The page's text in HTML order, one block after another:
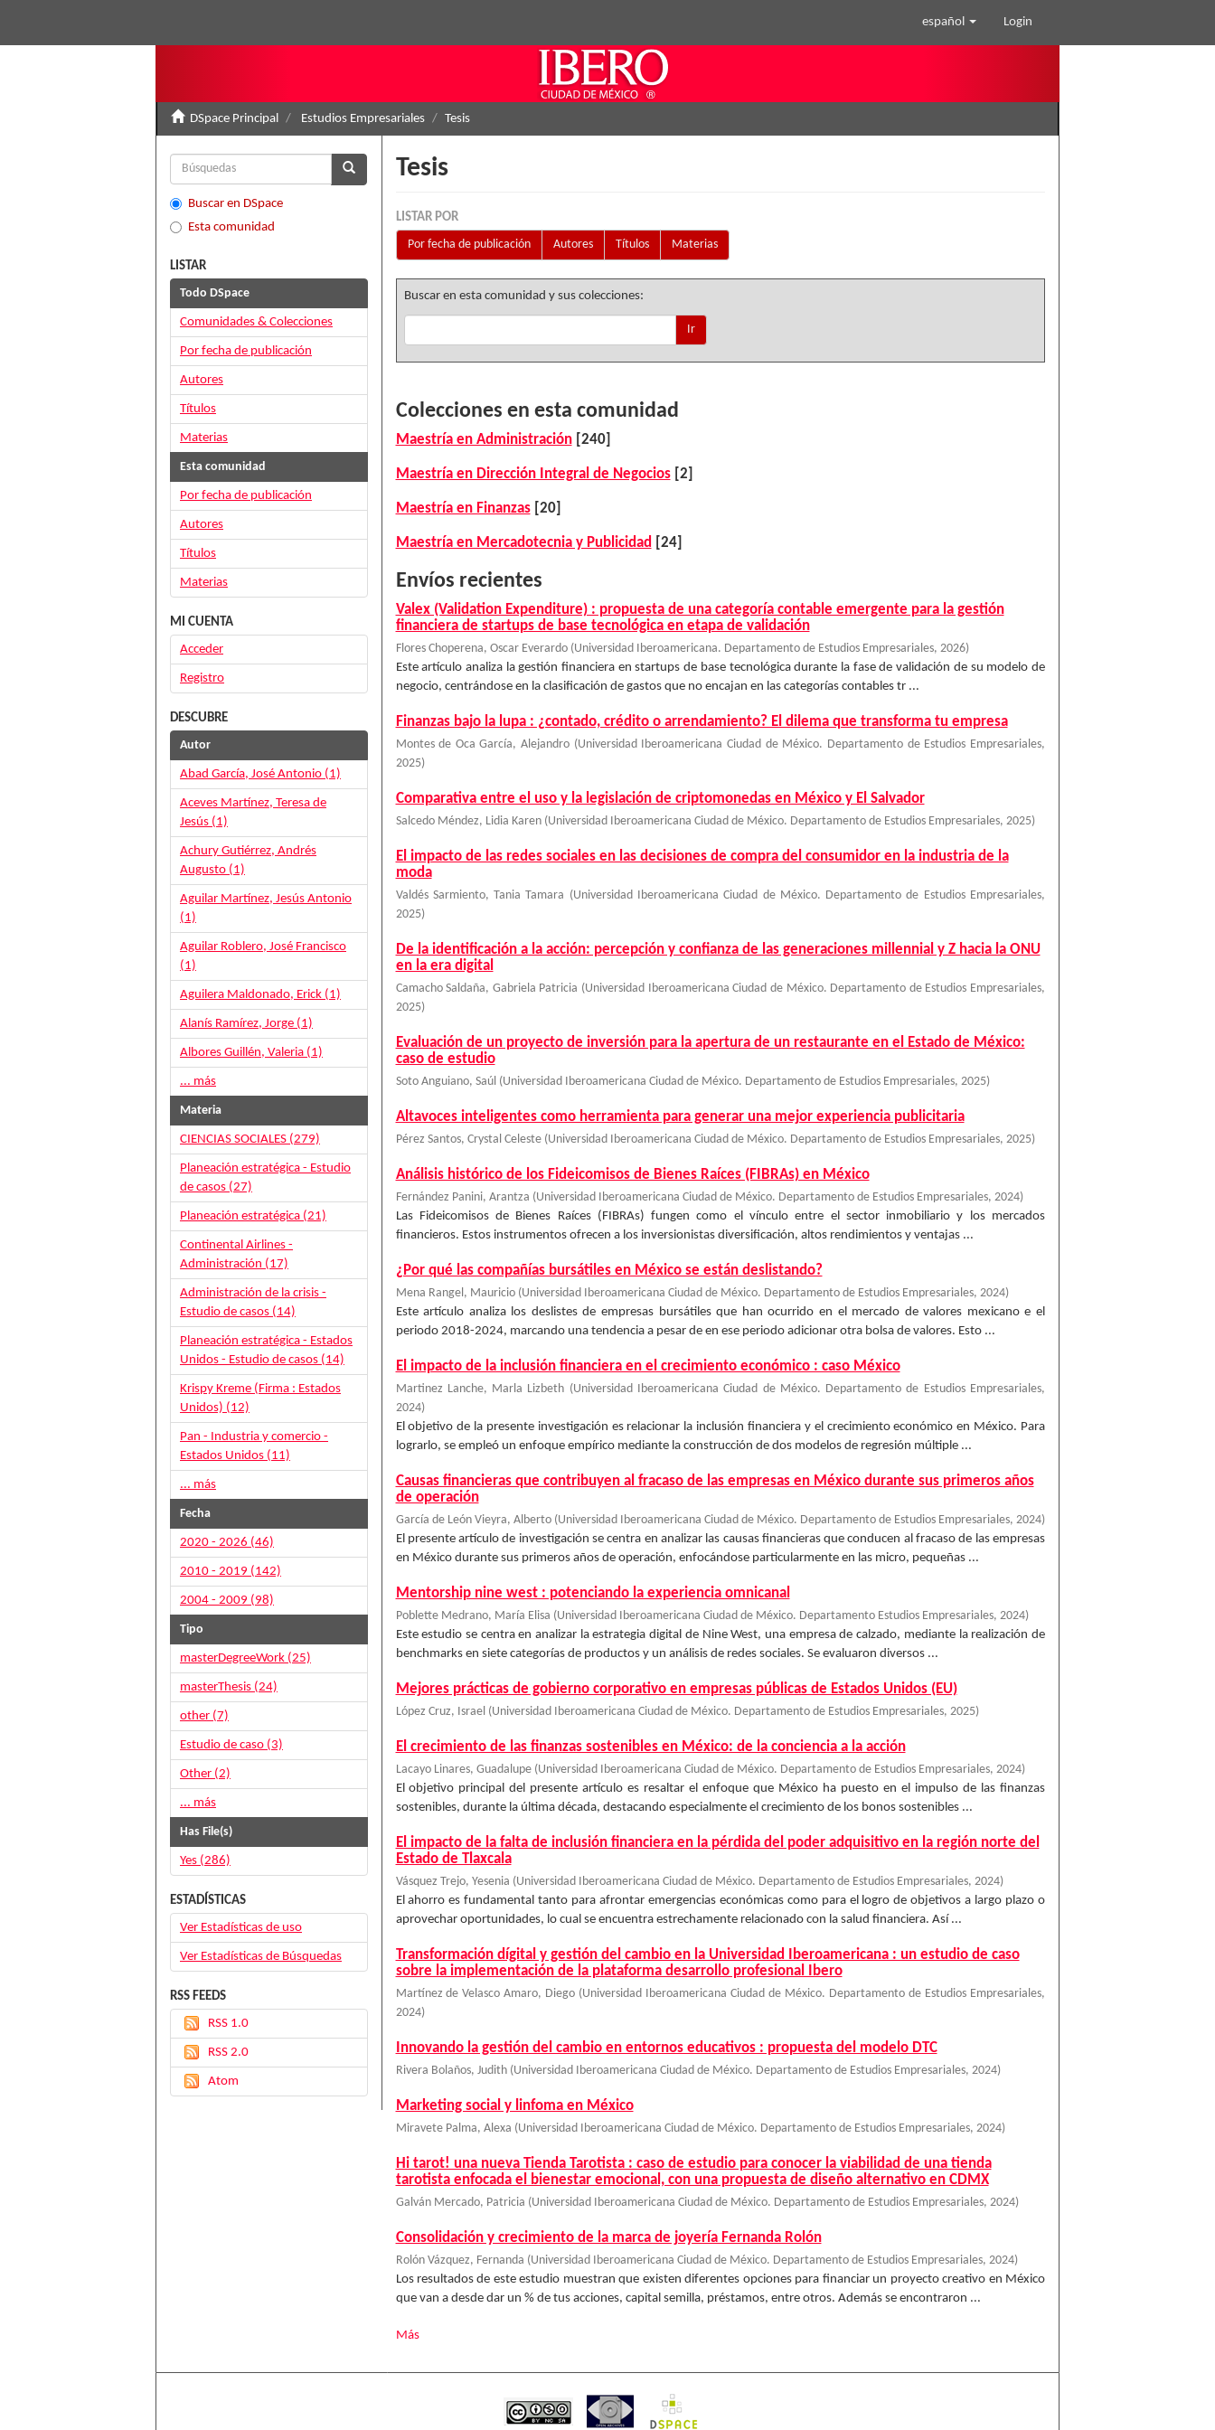
español Login
DSpace Principal Estudios Empresariales Tesis
Tesis
LISTAR POR
Por fecha de publicación
Autores Títulos Materias
Buscar en esta comunidad y sus colecciones:
Ir
Colecciones en esta comunidad
Maestría en Administración[240]
Maestría en Dirección Integral de Negocios[2]
Maestría en Finanzas[20]
Maestría en Mercadotecnia y Publicidad [24]
Envíos recientes
Valex (Validation Expenditure) : propuesta de una categoría contable emergente para la gestión
financiera de startups de base tecnológica en etapa de validación
Flores Choperena, Oscar Everardo (Universidad Iberoamericana. Departamento de Estudios Empresariales, 2026)
Este artículo analiza la gestión financiera en startups de base tecnológica durante la fase de validación de su modelo de
negocio, centrándose en la clasificación de gastos que no encajan en las categorías contables tr ...
Finanzas bajo la lupa : ¿contado, crédito o arrendamiento? El dilema que transforma tu empresa
Montes de Oca García, Alejandro (Universidad Iberoamericana Ciudad de México. Departamento de Estudios Empresariales,
2025)
Comparativa entre el uso y la legislación de criptomonedas en México y El Salvador
Salcedo Méndez, Lidia Karen (Universidad Iberoamericana Ciudad de México. Departamento de Estudios Empresariales, 2025)
El impacto de las redes sociales en las decisiones de compra del consumidor en la industria de la
moda
Valdés Sarmiento, Tania Tamara (Universidad Iberoamericana Ciudad de México. Departamento de Estudios Empresariales,
2025)
De la identificación a la acción: percepción y confianza de las generaciones millennial y Z hacia la ONU
en la era digital
Camacho Saldaña, Gabriela Patricia (Universidad Iberoamericana Ciudad de México. Departamento de Estudios Empresariales,
2025)
Evaluación de un proyecto de inversión para la apertura de un restaurante en el Estado de México:
caso de estudio
Soto Anguiano, Saúl (Universidad Iberoamericana Ciudad de México. Departamento de Estudios Empresariales, 2025)
Altavoces inteligentes como herramienta para generar una mejor experiencia publicitaria
Pérez Santos, Crystal Celeste (Universidad Iberoamericana Ciudad de México. Departamento de Estudios Empresariales, 2025)
Análisis histórico de los Fideicomisos de Bienes Raíces (FIBRAs) en México
Fernández Panini, Arantza (Universidad Iberoamericana Ciudad de México. Departamento de Estudios Empresariales, 2024)
Las Fideicomisos de Bienes Raíces (FIBRAs) fungen como el vínculo entre el sector inmobiliario y los mercados
financieros. Estos instrumentos ofrecen a los inversionistas diversificación, altos rendimientos y ventajas ...
¿Por qué las compañías bursátiles en México se están deslistando?
Mena Rangel, Mauricio (Universidad Iberoamericana Ciudad de México. Departamento de Estudios Empresariales, 2024)
Este artículo analiza los deslistes de empresas bursátiles que han ocurrido en el mercado de valores mexicano e el
periodo 2018-2024, marcando una tendencia a pesar de en ese periodo adicionar otra bolsa de valores. Esto ...
El impacto de la inclusión financiera en el crecimiento económico : caso México
Martinez Lanche, Marla Lizbeth (Universidad Iberoamericana Ciudad de México. Departamento de Estudios Empresariales,
2024)
El objetivo de la presente investigación es relacionar la inclusión financiera y el crecimiento económico en México. Para
lograrlo, se empleó un enfoque empírico mediante la construcción de dos modelos de regresión múltiple ...
Causas financieras que contribuyen al fracaso de las empresas en México durante sus primeros años
de operación
García de León Vieyra, Alberto (Universidad Iberoamericana Ciudad de México. Departamento de Estudios Empresariales, 2024)
El presente artículo de investigación se centra en analizar las causas financieras que conducen al fracaso de las empresas
en México durante sus primeros años de operación, enfocándose particularmente en las micro, pequeñas ...
Mentorship nine west : potenciando la experiencia omnicanal
Poblette Medrano, María Elisa (Universidad Iberoamericana Ciudad de México. Departamento Estudios Empresariales, 2024)
Este estudio se centra en analizar la estrategia digital de Nine West, una empresa de calzado, mediante la realización de
benchmarks en siete categorías de productos y un análisis de redes sociales. Se evaluaron diversos ...
Mejores prácticas de gobierno corporativo en empresas públicas de Estados Unidos (EU)
López Cruz, Israel (Universidad Iberoamericana Ciudad de México. Departamento de Estudios Empresariales, 2025)
El crecimiento de las finanzas sostenibles en México: de la conciencia a la acción
Lacayo Linares, Guadalupe (Universidad Iberoamericana Ciudad de México. Departamento de Estudios Empresariales, 2024)
El objetivo principal del presente artículo es resaltar el enfoque que México ha puesto en el impulso de las finanzas
sostenibles, durante la última década, destacando especialmente el crecimiento de los bonos sostenibles ...
El impacto de la falta de inclusión financiera en la pérdida del poder adquisitivo en la región norte del
Estado de Tlaxcala
Vásquez Trejo, Yesenia (Universidad Iberoamericana Ciudad de México. Departamento de Estudios Empresariales, 2024)
El ahorro es fundamental tanto para afrontar emergencias económicas como para el logro de objetivos a largo plazo o
aprovechar oportunidades, lo cual se encuentra estrechamente relacionado con la salud financiera. Así ...
Transformación dígital y gestión del cambio en la Universidad Iberoamericana : un estudio de caso
sobre la implementación de la plataforma desarrollo profesional Ibero
Martínez de Velasco Amaro, Diego (Universidad Iberoamericana Ciudad de México. Departamento de Estudios Empresariales,
2024)
Innovando la gestión del cambio en entornos educativos : propuesta del modelo DTC
Rivera Bolaños, Judith (Universidad Iberoamericana Ciudad de México. Departamento de Estudios Empresariales, 2024)
Marketing social y linfoma en México
Miravete Palma, Alexa (Universidad Iberoamericana Ciudad de México. Departamento de Estudios Empresariales, 2024)
Hi tarot! una nueva Tienda Tarotista : caso de estudio para conocer la viabilidad de una tienda
tarotista enfocada el bienestar emocional, con una propuesta de diseño alternativo en CDMX
Galván Mercado, Patricia (Universidad Iberoamericana Ciudad de México. Departamento de Estudios Empresariales, 2024)
Consolidación y crecimiento de la marca de joyería Fernanda Rolón
Rolón Vázquez, Fernanda (Universidad Iberoamericana Ciudad de México. Departamento de Estudios Empresariales, 2024)
Los resultados de este estudio muestran que existen diferentes opciones para financiar un proyecto creativo en México
que van a desde dar un % de tus acciones, capital semilla, préstamos, entre otros. Además se encontraron ...
Más
Buscar en DSpace
Esta comunidad
LISTAR
Todo DSpace
Comunidades & Colecciones
Por fecha de publicación
Autores
Títulos
Materias
Esta comunidad
Por fecha de publicación
Autores
Títulos
Materias
MI CUENTA
Acceder
Registro
DESCUBRE
Autor
Abad García, José Antonio (1)
Aceves Martínez, Teresa de
Jesús (1)
Achury Gutiérrez, Andrés
Augusto (1)
Aguilar Martínez, Jesús Antonio
(1)
Aguilar Roblero, José Francisco
(1)
Aguilera Maldonado, Erick (1)
Alanís Ramírez, Jorge (1)
Albores Guillén, Valeria (1)
... más
Materia
CIENCIAS SOCIALES (279)
Planeación estratégica - Estudio
de casos (27)
Planeación estratégica (21)
Continental Airlines -
Administración (17)
Administración de la crisis -
Estudio de casos (14)
Planeación estratégica - Estados
Unidos - Estudio de casos (14)
Krispy Kreme (Firma : Estados
Unidos) (12)
Pan - Industria y comercio -
Estados Unidos (11)
... más
Fecha
2020 - 2026 (46)
2010 - 2019 (142)
2004 - 2009 (98)
Tipo
masterDegreeWork (25)
masterThesis (24)
other (7)
Estudio de caso (3)
Other (2)
... más
Has File(s)
Yes (286)
ESTADÍSTICAS
Ver Estadísticas de uso
Ver Estadísticas de Búsquedas
RSS FEEDS
RSS 1.0
RSS 2.0
Atom